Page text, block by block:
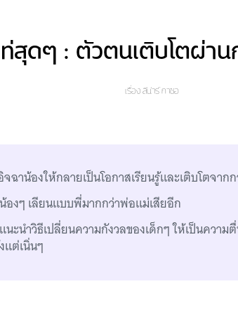
สุดๆ : ตัวตนเติบโตผ่าน
เรื่อง ลีน่าร์ กาซอ
าน้องให้กลายเป็นโอกาสเรียนรู้และเติบโตจา
องๆ เลียนแบบพี่มากกว่าพ่อแม่เสียอีก
ะนำวิธีเปลี่ยนความกังวลของเด็กๆ ให้เป็นควา
ต่เนิ่นๆ